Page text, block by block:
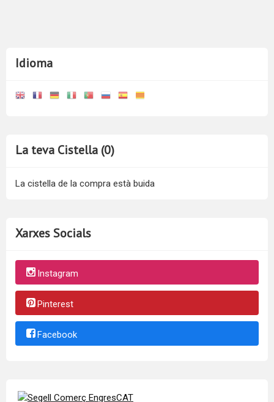
Idioma
La teva Cistella (0)
La cistella de la compra està buida
Xarxes Socials
Instagram
Pinterest
Facebook